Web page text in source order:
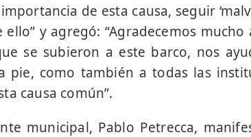
de esta causa, seguir
y agregó: “Agradecemos
se subieron a este barco, nos
pie, como también a todas las
causa común”.
municipal, Pablo Petrecca,